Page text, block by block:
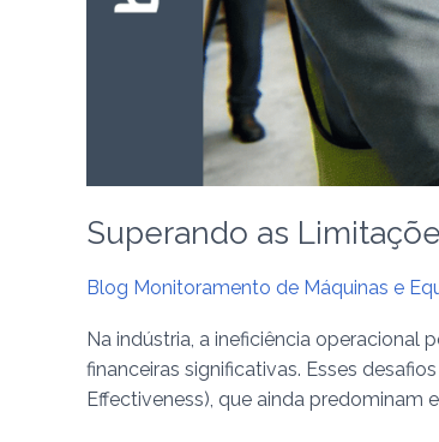
Superando as
Blog Monitoramento de Máquinas e
Na indústria, a ineficiência operacional
financeiras significativas. Esses
Effectiveness), que ainda predominam